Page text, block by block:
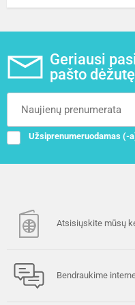
Geriausi
pašto dėžutę
Užsiprenumeruodamas (-
Atsisiųskite mūsų
Bendraukime